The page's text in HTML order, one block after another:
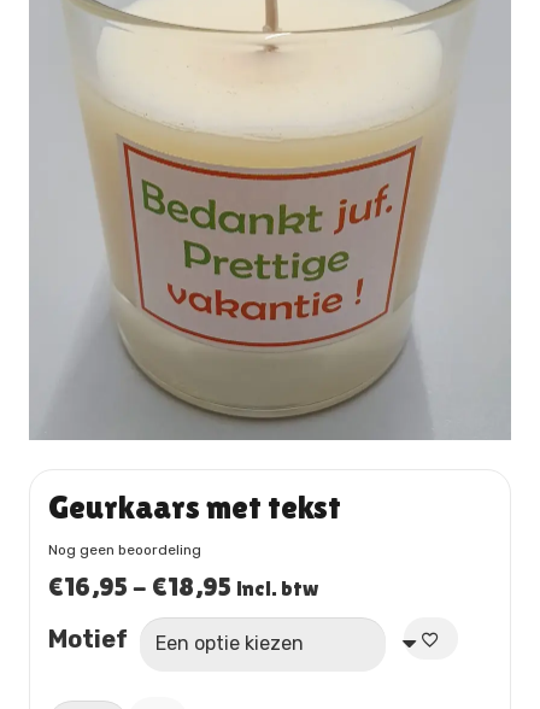
Geurkaars met tekst
Nog geen beoordeling
€16,95 - €18,95 Prijsklasse:
€16,95
tot
incl. btw
Motief